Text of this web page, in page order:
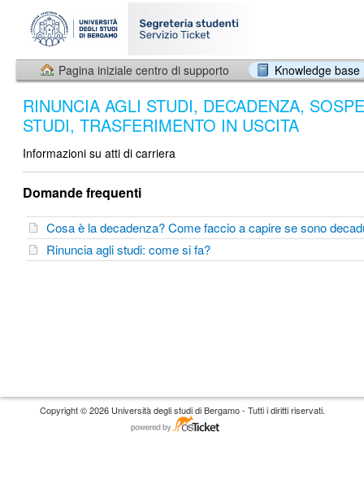
Pagina iniziale centro di supporto Knowledge base
RINUNCIA AGLI STUDI, DECADENZA,
STUDI, TRASFERIMENTO IN USCITA
Informazioni su atti di carriera
Domande frequenti
Cosa è la decadenza? Come faccio a capire se sono
Rinuncia agli studi: come si fa?
Copyright © 2026 Università degli studi di Bergamo - Tutti i diritti riservati.